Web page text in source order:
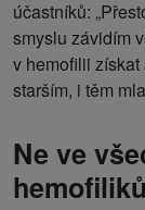
účastníků:
smyslu závidím
v hemofilii získat
starším, i těm
Ne ve